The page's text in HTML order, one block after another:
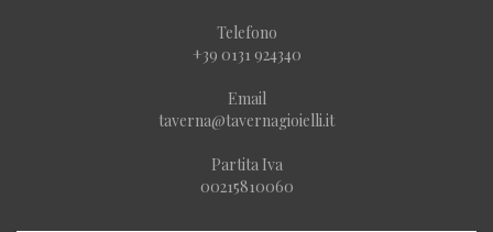
Telefono
+39 0131 924340
Email
taverna@tavernagioielli.it
Partita Iva
00215810060